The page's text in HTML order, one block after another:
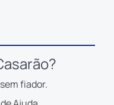
fiador.